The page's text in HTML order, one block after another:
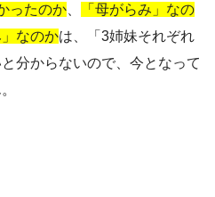
ったのか
「母がらみ」なの
」なのかは、「3姉妹それぞれ
分からないので、 今となって
。